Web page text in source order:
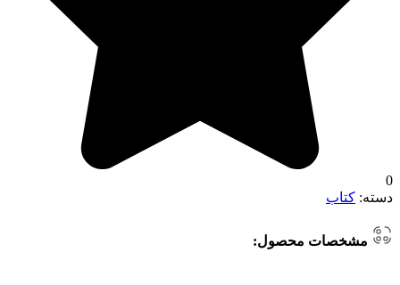
0
دسته: کتاب
مشخصات محصول: